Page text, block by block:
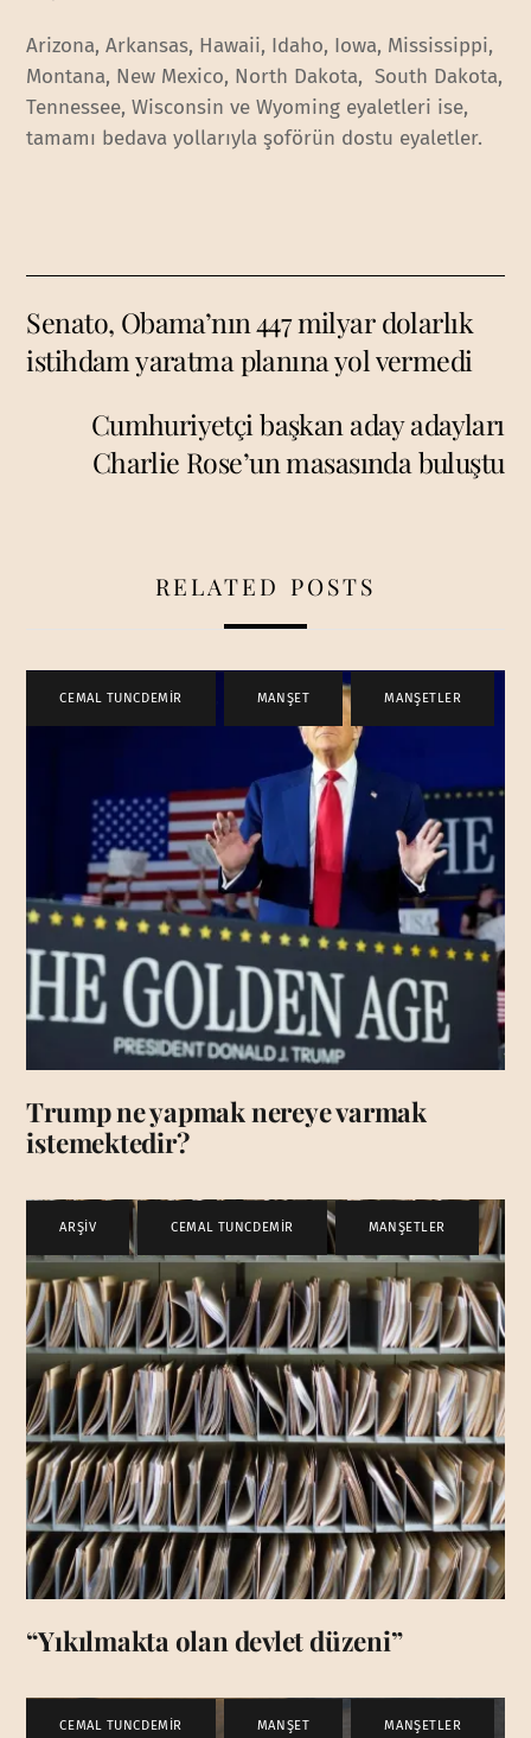
Arizona, Arkansas, Hawaii, Idaho, Iowa, Mississippi,
Montana, New Mexico, North Dakota, South Dakota,
Tennessee, Wisconsin ve Wyoming eyaletleri ise,
tamamı bedava yollarıyla şoförün dostu eyaletler.
Senato, Obama’nın 447 milyar dolarlık
istihdam yaratma planına yol vermedi
Cumhuriyetçi başkan aday adayları
Charlie Rose’un masasında buluştu
RELATED POSTS
CEMAL TUNCDEMİR MANŞET , MANŞETLER
Trump ne yapmak nereye varmak
istemektedir?
ARŞİV CEMAL TUNCDEMİR , MANŞETLER
“Yıkılmakta olan devlet düzeni”
CEMAL TUNCDEMİR MANŞET MANŞETLER